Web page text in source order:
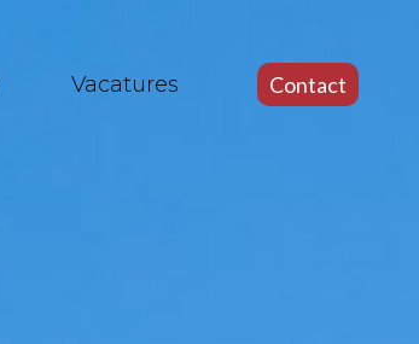
Vacatures Contact